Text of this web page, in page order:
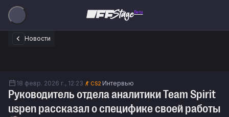
Beta
Новости
18 февр. 2026 г., 12:23 CS2 Интервью
Руководитель отдела аналитики Team Spirit
uspen рассказал о специфике своей работы